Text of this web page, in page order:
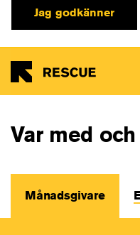
Jag godkänner
Var med
Månadsgivare